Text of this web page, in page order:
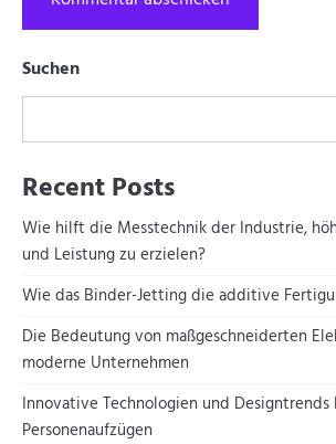
Suchen
Recent Posts
Wie hilft die Messtechnik der Industrie,
und Leistung zu erzielen?
Wie das Binder-Jetting die additive
Die Bedeutung von maßgeschneiderten
moderne Unternehmen
Innovative Technologien und
Personenaufzügen